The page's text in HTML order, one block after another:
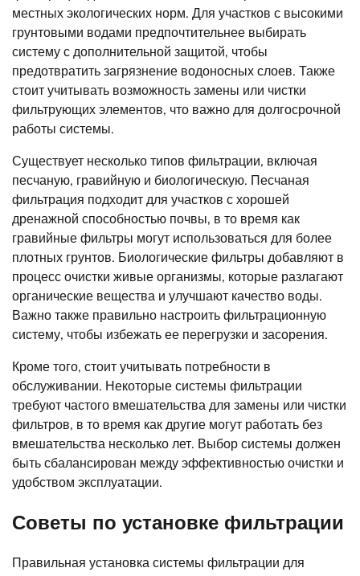
местных экологических норм. Для участков с высокими
грунтовыми водами предпочтительнее выбирать
систему с дополнительной защитой, чтобы
предотвратить загрязнение водоносных слоев. Также
стоит учитывать возможность замены или чистки
фильтрующих элементов, что важно для долгосрочной
работы системы.
Существует несколько типов фильтрации, включая
песчаную, гравийную и биологическую. Песчаная
фильтрация подходит для участков с хорошей
дренажной способностью почвы, в то время как
гравийные фильтры могут использоваться для более
плотных грунтов. Биологические фильтры добавляют в
процесс очистки живые организмы, которые разлагают
органические вещества и улучшают качество воды.
Важно также правильно настроить фильтрационную
систему, чтобы избежать ее перегрузки и засорения.
Кроме того, стоит учитывать потребности в
обслуживании. Некоторые системы фильтрации
требуют частого вмешательства для замены или чистки
фильтров, в то время как другие могут работать без
вмешательства несколько лет. Выбор системы должен
быть сбалансирован между эффективностью очистки и
удобством эксплуатации.
Советы по установке фильтрации
Правильная установка системы фильтрации для